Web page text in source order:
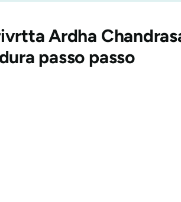
Ardha
passo passo